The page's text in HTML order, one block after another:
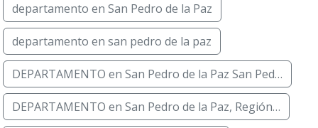
departamento en San Pedro de la Paz
departamento en san pedro de la paz
DEPARTAMENTO en San Pedro de la Paz San Ped…
DEPARTAMENTO en San Pedro de la Paz, Región…